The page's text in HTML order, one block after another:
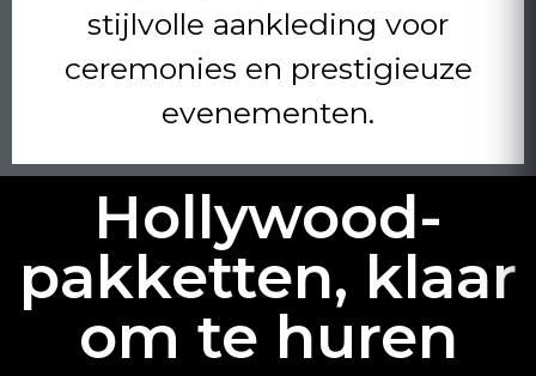
stijlvolle aankleding voor
ceremonies en prestigieuze
evenementen.
Hollywood-
pakketten, klaar
om te huren